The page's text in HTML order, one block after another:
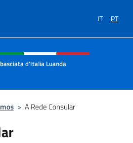
IT PT
do menu
d'Italia Luanda
> A Rede Consular